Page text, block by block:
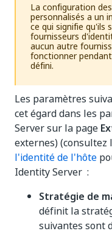
La configuration
personnalisés a un
ce qui signifie qu'ils
fournisseurs
aucun autre
fonctionner
défini.
Les paramètres
cet égard dans les
Server sur la page
externes) (consultez
l'identité de l'hôte
Identity Server :
Stratégie de
définit la
suivantes sont